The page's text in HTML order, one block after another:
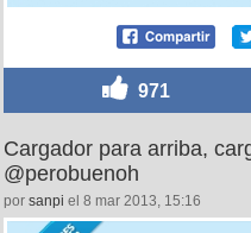
971
Cargador para arriba,
@perobuenoh
por sanpi el 8 mar 2013, 15:16